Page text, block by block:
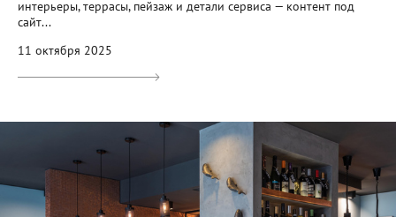
интерьеры, террасы, пейзаж и детали сервиса — контент под
сайт...
11 октября 2025